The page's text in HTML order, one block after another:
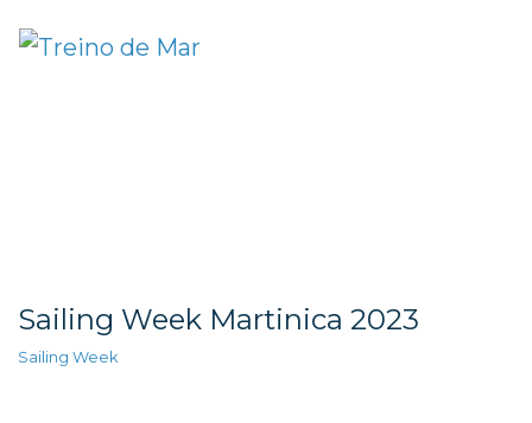
Sailing Week Martinica 2023
Sailing Week